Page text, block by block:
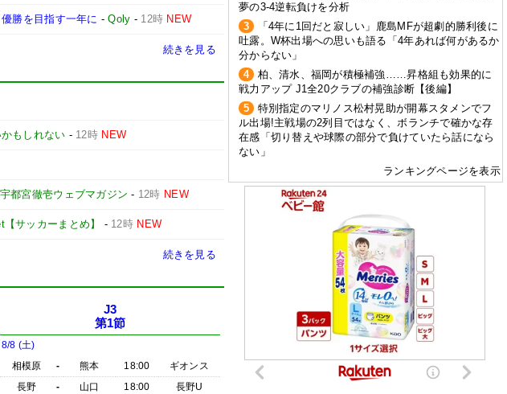
勝を目指す一年に -Qoly - 12時 NEW
続きを見る
もしれない - 12時 NEW
宇都宮徹壱ウェブマガジン - 12時 NEW
サッカーまとめ】 - 12時 NEW
続きを見る
J3
第1節
8/8 (土)
相模原
- 熊本 18:00
ギオンス
長野
- 山口 18:00
長野U
夢の3-4逆転負けを分析
3
「4年に1回だと寂しい」鹿島MFが超劇的勝利後に
吐露。W杯出場への思いも語る「4年あれば何があるか
分からない」
4
柏、清水、福岡が積極補強……昇格組も効果的に
戦力アップ J1全20クラブの補強診断【後編】
5
特別指定のマリノス松村晃助が開幕スタメンでフ
ル出場!主戦場の2列目ではなく、ボランチで確かな存
在感「切り替えや球際の部分で負けていたら話になら
ない」
ランキングページを表示